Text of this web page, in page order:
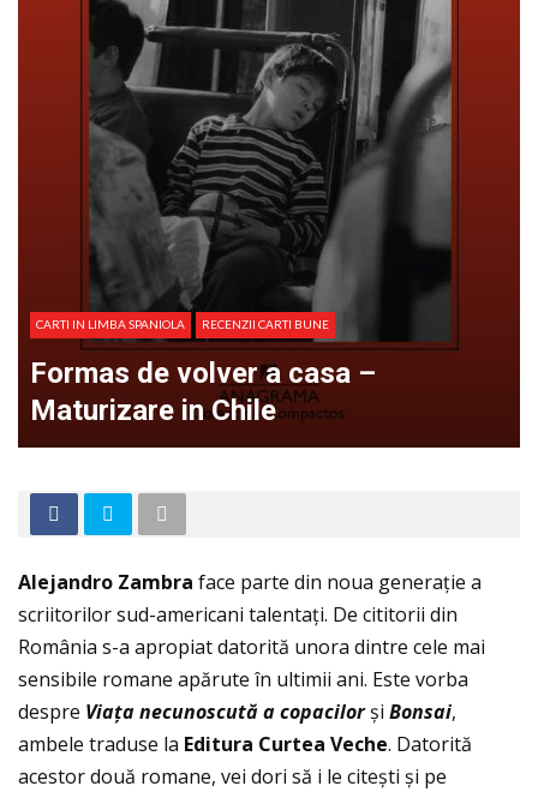
CARTI IN LIMBA SPANIOLA RECENZII CARTI BUNE
Formas de volver a casa –
Maturizare in Chile
Alejandro Zambra face parte din noua generaţie a
scriitorilor sud-americani talentaţi. De cititorii din
România s-a apropiat datorită unora dintre cele mai
sensibile romane apărute în ultimii ani. Este vorba
despre Viaţa necunoscutăa copacilorși Bonsai,
ambele traduse la Editura Curtea Veche. Datorită
acestor două romane, vei dori să i le citești și pe